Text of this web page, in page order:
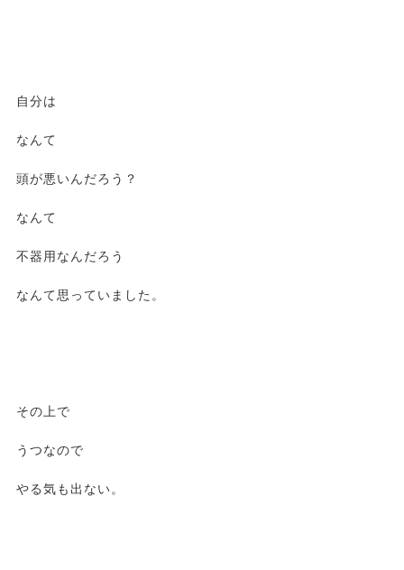
自分は
なんて
頭が悪いんだろう？
なんて
不器用なんだろう
なんて思っていました。
その上で
うつなので
やる気も出ない。